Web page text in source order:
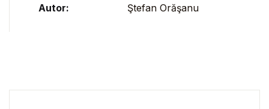
Autor: Ştefan Orăşanu